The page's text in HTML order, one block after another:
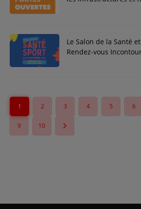
Le Salon de la Santé
Rendez-vous
1 2 3 4 5 6
9 10